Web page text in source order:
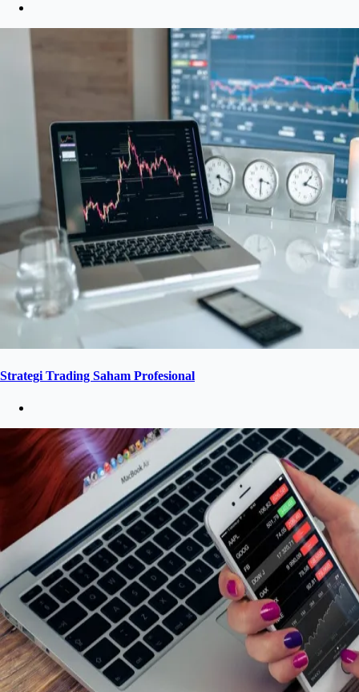
Strategi Trading Saham Profesional